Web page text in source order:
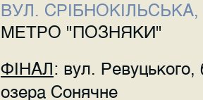
ВУЛ. СРІБНОКІЛЬСЬКА,
МЕТРО "ПОЗНЯКИ"
ФІНАЛ: вул. Ревуцького,
озера Сонячне